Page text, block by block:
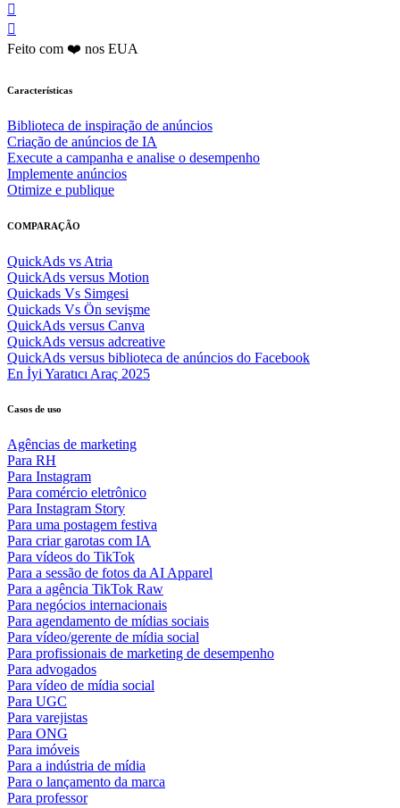


Feito com ❤️ nos EUA
Características
Biblioteca de inspiração de anúncios
Criação de anúncios de IA
Execute a campanha e analise o desempenho
Implemente anúncios
Otimize e publique
COMPARAÇÃO
QuickAds vs Atria
QuickAds versus Motion
Quickads Vs Simgesi
Quickads Vs Ön sevişme
QuickAds versus Canva
QuickAds versus adcreative
QuickAds versus biblioteca de anúncios do Facebook
En İyi Yaratıcı Araç 2025
Casos de uso
Agências de marketing
Para RH
Para Instagram
Para comércio eletrônico
Para Instagram Story
Para uma postagem festiva
Para criar garotas com IA
Para vídeos do TikTok
Para a sessão de fotos da AI Apparel
Para a agência TikTok Raw
Para negócios internacionais
Para agendamento de mídias sociais
Para vídeo/gerente de mídia social
Para profissionais de marketing de desempenho
Para advogados
Para vídeo de mídia social
Para UGC
Para varejistas
Para ONG
Para imóveis
Para a indústria de mídia
Para o lançamento da marca
Para professor